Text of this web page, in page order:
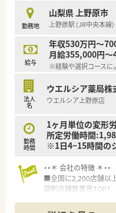
時短勤務ができるよう
■年間休日が120日と
■日用品から常備薬
たくさんあります！
勤務地
山梨県 上野原市
上野原駅 (JR中央本線)
給与
年収530万円～
月給355,000円～
※経験や選択コースに
法人
名
ウエルシア薬局株
ウエルシア上野原店
勤務
時間
1ヶ月単位の変形
所定労働時間
※1日4~15時間の
・・＊ 会社の特徴 ＊・・
■全国に2,200店舗以
調剤店舗数業界TOP！
頑張り次第で高給与も